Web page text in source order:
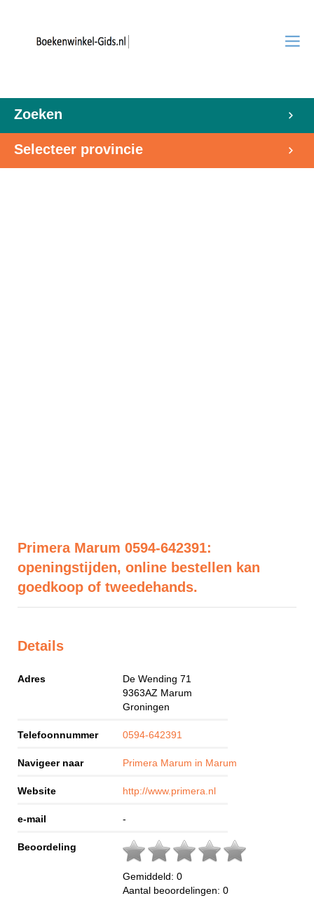
Zoeken
Selecteer provincie
Primera Marum 0594-642391:
openingstijden, online bestellen kan
goedkoop of tweedehands.
Details
Adres
De Wending 71
9363AZ Marum
Groningen
Telefoonnummer 0594-642391
Navigeer naar Primera Marum in Marum
Website http://www.primera.nl
e-mail -
Beoordeling
Gemiddeld: 0
Aantal beoordelingen: 0